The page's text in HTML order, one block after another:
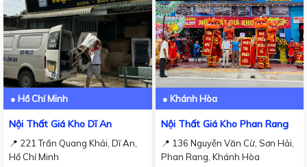
● Hồ Chí Minh
Nội Thất Giá Kho Dĩ An
📍 221 Trần Quang Khải, Dĩ An,
Hồ Chí Minh
● Khánh Hòa
Nội Thất Giá Kho Phan Rang
📍 136 Nguyễn Văn Cừ, Sơn Hải,
Phan Rang, Khánh Hòa